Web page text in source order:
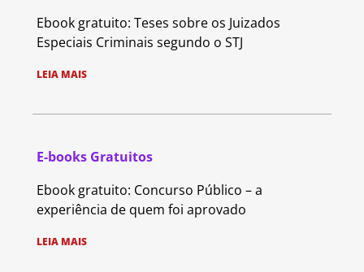
Ebook gratuito: Teses sobre os Juizados
Especiais Criminais segundo o STJ
LEIA MAIS
E-books Gratuitos
Ebook gratuito: Concurso Público – a
experiência de quem foi aprovado
LEIA MAIS